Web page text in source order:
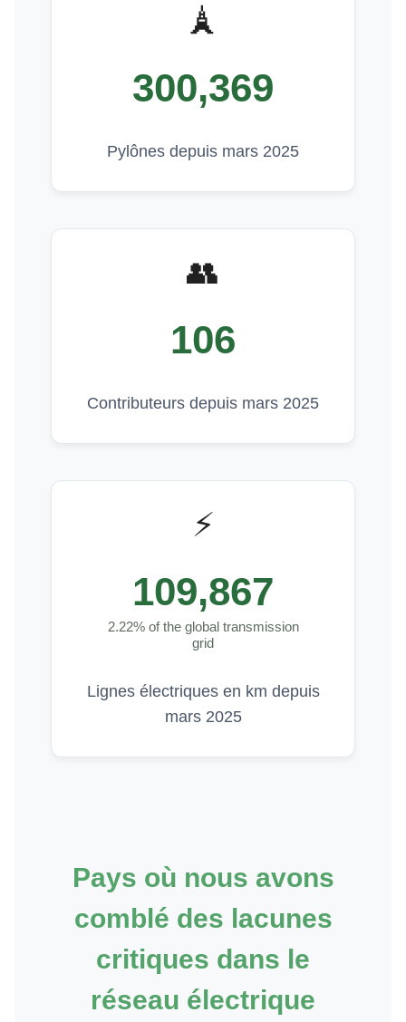
🗼
300,369
Pylônes depuis mars 2025
👥
106
Contributeurs depuis mars 2025
⚡️
109,867
2.22% of the global transmission
grid
Lignes électriques en km depuis
mars 2025
Pays où nous avons
comblé des lacunes
critiques dans le
réseau électrique